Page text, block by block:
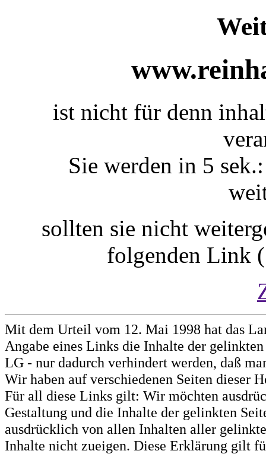
ist nicht für denn
Sie werden in 5
sollten sie nicht
folgenden Link
Mit dem Urteil vom 12. Mai 1998 hat das
Angabe eines Links die Inhalte der
LG - nur dadurch verhindert werden, daß
Wir haben auf verschiedenen Seiten dieser
Für all diese Links gilt: Wir möchten
Gestaltung und die Inhalte der gelinkten
ausdrücklich von allen Inhalten aller
Inhalte nicht zueigen. Diese Erklärung gilt